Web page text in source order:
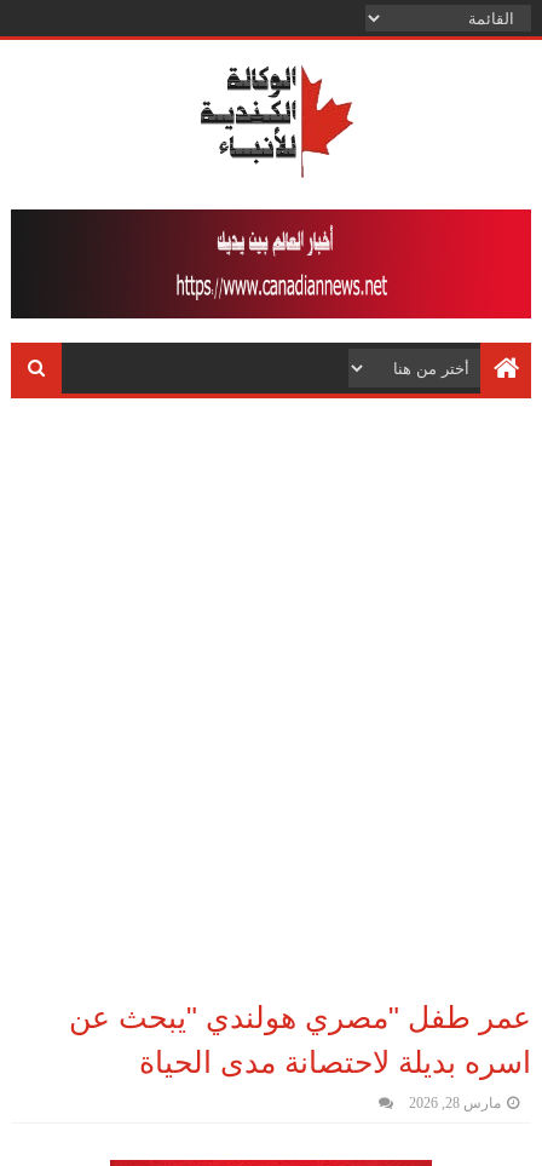
عمر طفل "مصري هولندي "يبحث عن
اسره بديلة لاحتصانة مدى الحياة
مارس 28, 2026